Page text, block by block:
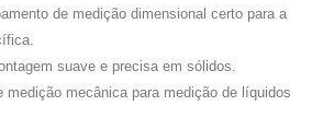
de medição dimensional certo para a
suave e precisa em sólidos.
medição mecânica para medição de líquidos